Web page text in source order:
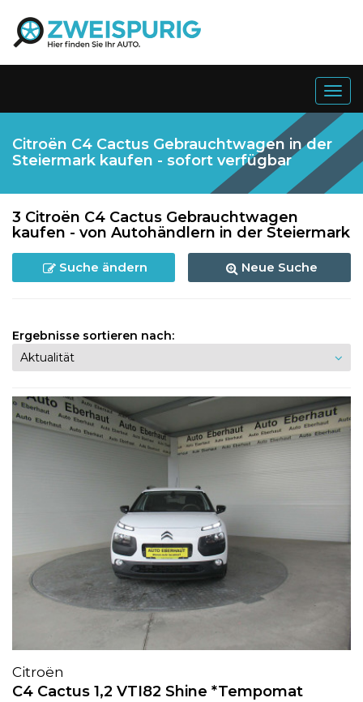
Citroën C4 Cactus Gebrauchtwagen in der
Steiermark kaufen - sofort verfügbar
3 Citroën C4 Cactus Gebrauchtwagen
kaufen - von Autohändlern in der Steiermark
Suche ändern Neue Suche
Ergebnisse sortieren nach:
Citroën
C4 Cactus 1,2 VTI82 Shine *Tempomat